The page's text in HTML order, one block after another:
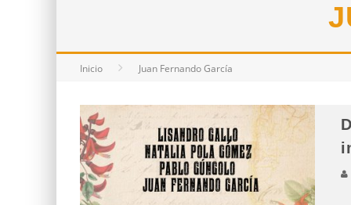
DIEGO MERET | HOTEL ACAPULCO
Inicio Juan Fernando García